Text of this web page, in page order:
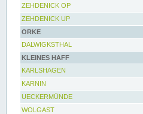
ZEHDENICK OP
ZEHDENICK UP
ORKE
DALWIGKSTHAL
KLEINES HAFF
KARLSHAGEN
KARNIN
UECKERMÜNDE
WOLGAST